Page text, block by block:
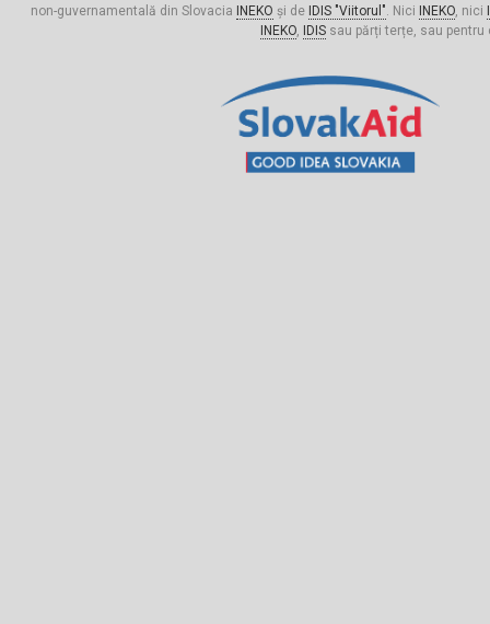
non-guvernamentală din Slovacia
INEKO și de IDIS "Viitorul". Nici INEKO, nici
INEKO, IDISsau părți terțe, sau pentru